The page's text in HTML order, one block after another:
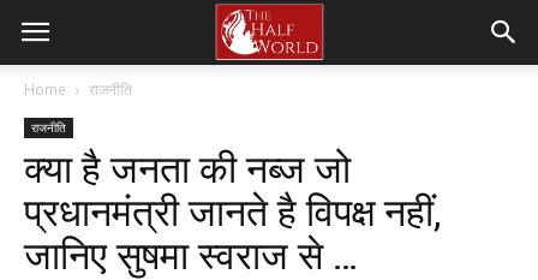
Home राजनीति
राजनीति
क्या है जनता की नब्ज जो
प्रधानमंत्री जानते है विपक्ष नहीं,
जानिए सुषमा स्वराज से …